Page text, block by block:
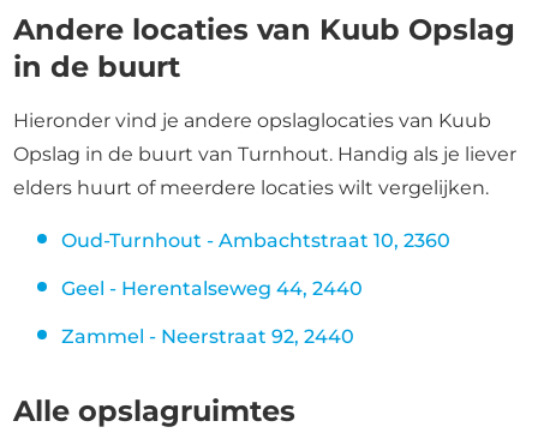
Andere locaties van Kuub Opslag
in de buurt
Hieronder vind je andere opslaglocaties van Kuub
Opslag in de buurt van Turnhout. Handig als je liever
elders huurt of meerdere locaties wilt vergelijken.
Oud-Turnhout - Ambachtstraat 10, 2360
Geel - Herentalseweg 44, 2440
Zammel - Neerstraat 92, 2440
Alle opslagruimtes